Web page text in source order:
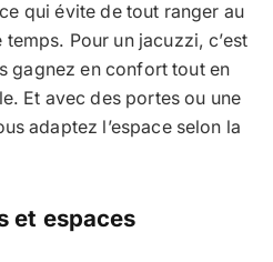
qui évite de tout ranger au
Pour un jacuzzi, c’est
gagnez en confort tout en
Et avec des portes ou une
adaptez l’espace selon la
et espaces